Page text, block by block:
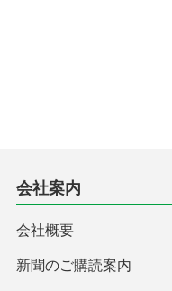
会社案内
会社概要
新聞のご購読案内